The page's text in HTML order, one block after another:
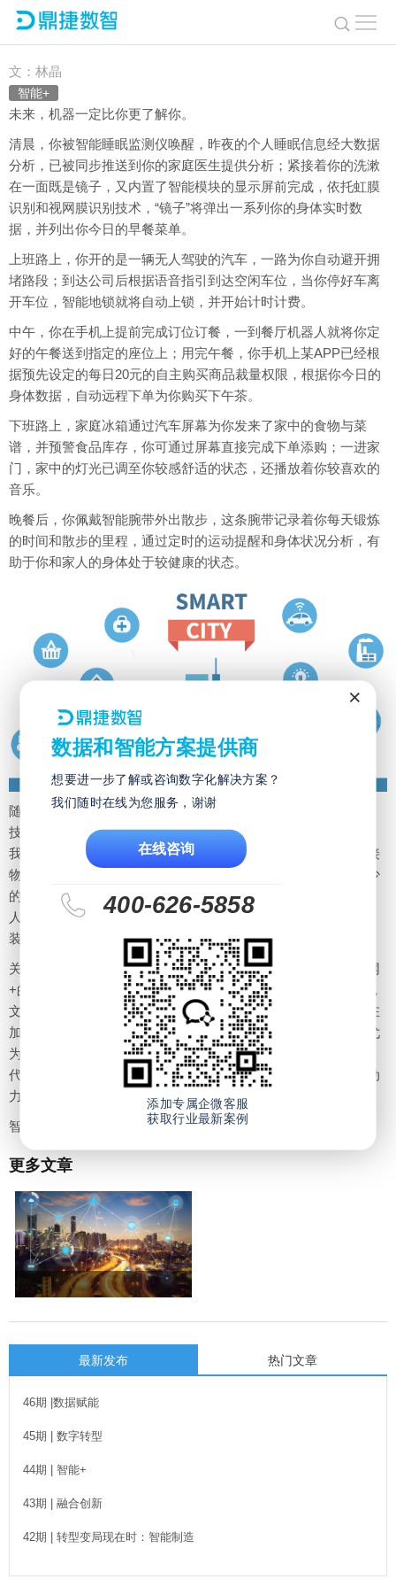
文：林晶
智能+
未来，机器一定比你更了解你。
清晨，你被智能睡眠监测仪唤醒，昨夜的个人睡眠信息经大数据
分析，已被同步推送到你的家庭医生提供分析；紧接着你的洗漱
在一面既是镜子，又内置了智能模块的显示屏前完成，依托虹膜
识别和视网膜识别技术，“镜子”将弹出一系列你的身体实时数
据，并列出你今日的早餐菜单。
上班路上，你开的是一辆无人驾驶的汽车，一路为你自动避开拥
堵路段；到达公司后根据语音指引到达空闲车位，当你停好车离
开车位，智能地锁就将自动上锁，并开始计时计费。
中午，你在手机上提前完成订位订餐，一到餐厅机器人就将你定
好的午餐送到指定的座位上；用完午餐，你手机上某APP已经根
据预先设定的每日20元的自主购买商品裁量权限，根据你今日的
身体数据，自动远程下单为你购买下午茶。
下班路上，家庭冰箱通过汽车屏幕为你发来了家中的食物与菜
谱，并预警食品库存，你可通过屏幕直接完成下单添购；一进家
门，家中的灯光已调至你较感舒适的状态，还播放着你较喜欢的
音乐。
晚餐后，你佩戴智能腕带外出散步，这条腕带记录着你每天锻炼
的时间和散步的里程，通过定时的运动提醒和身体状况分析，有
助于你和家人的身体处于较健康的状态。
随着以人工智能、大数据、物联网、云平台为代表的众多“黑科
技”步入我们的生活，智能+的一天，既不算巧合，也并不遥远。
我们身边的许多事物就像是有了生命一般，似乎只要有一种连接
物联网的感应装置，你生活的一切就在你掌握之中，用越来越少
的装置连接越来越多的事物，会不会有一天，只需要你这一个
人，就可以联通你周围的所有事物呢？可以想象在不久的将来，
装上智能头脑的移动终端将较终占据人们的工作与生活。
关于智能的讨论，从来没有像现在这样热烈。刚刚经历了互联网
+的冲击和洗礼，我们即将迎来的是智能+的颠覆甚至「破坏」，
文首所描述的智能终端在各领域的出现只是一个序章，智能正在
加速全面接管人类社会方方面面，对于变革期的产业经济而言尤
为如此。「如果说传统的商业活动是由资本驱动的，在智能时
代，数据将会取代资本，成为整个产业经济体系运行的根本驱动
力。」
智能时代，从此开始。
更多文章
最新发布 热门文章
46期 |数据赋能
45期 | 数字转型
44期 | 智能+
43期 | 融合创新
42期 | 转型变局现在时：智能制造
×
数据和智能方案提供商
想要进一步了解或咨询数字化解决方案？
我们随时在线为您服务，谢谢
在线咨询
400-626-5858
添加专属企微客服
获取行业最新案例